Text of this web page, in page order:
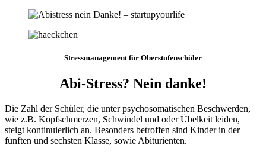
Stressmanagement für Oberstufenschüler
Abi-Stress? Nein danke!
Die Zahl der Schüler, die unter psychosomatischen Beschwerden,
wie z.B. Kopfschmerzen, Schwindel und oder Übelkeit leiden,
steigt kontinuierlich an. Besonders betroffen sind Kinder in der
fünften und sechsten Klasse, sowie Abiturienten.